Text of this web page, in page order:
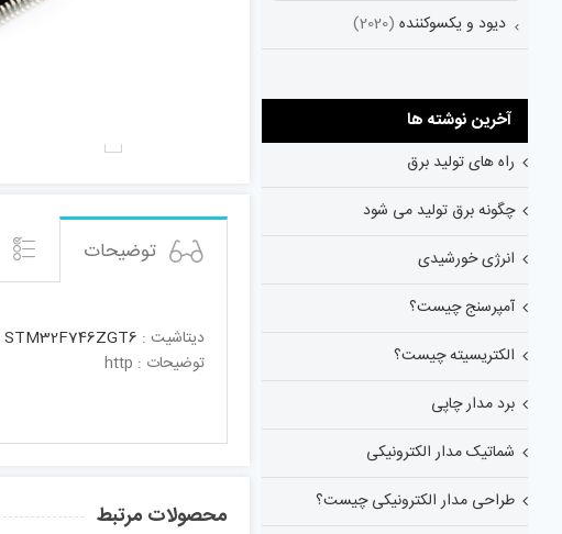
توضیحات
دیتاشیت : STM32F746ZGT6
توضیحات : http
محصولات مرتبط
دیود و یکسوکننده (2020)
آخرین نوشته ها
راه های تولید برق
چگونه برق تولید می شود
انرژی خورشیدی
آمپرسنج چیست؟
الکتریسیته چیست؟
برد مدار چاپی
شماتیک مدار الکترونیکی
طراحی مدار الکترونیکی چیست؟